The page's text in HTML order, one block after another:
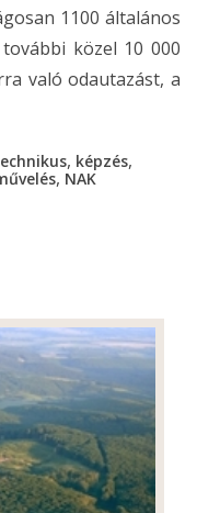
1100 általános
közel 10 000
való odautazást, a
, képzés,
, NAK